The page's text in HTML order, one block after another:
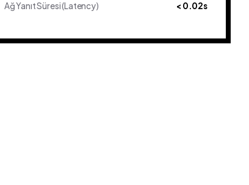
Ağ Yanıt Süresi (Latency) < 0.02s